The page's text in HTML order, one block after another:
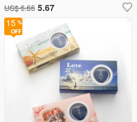
US$ 6.66 5.67
15